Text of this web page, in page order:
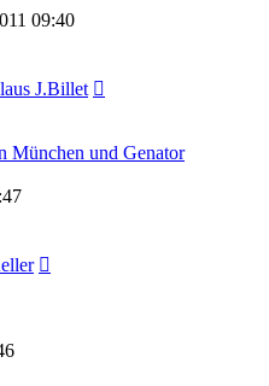
09:40
J.Billet
München und Genator